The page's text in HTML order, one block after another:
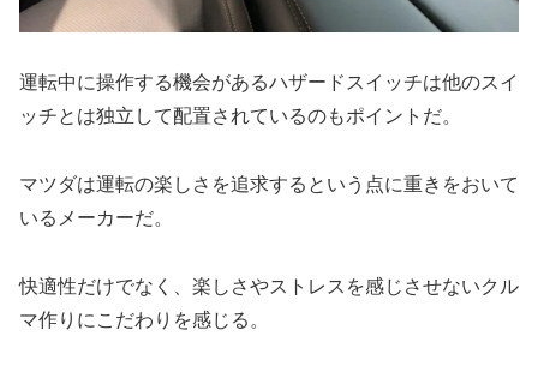
運転中に操作する機会があるハザードスイッチは他のスイ
ッチとは独立して配置されているのもポイントだ。
マツダは運転の楽しさを追求するという点に重きをおいて
いるメーカーだ。
快適性だけでなく、楽しさやストレスを感じさせないクル
マ作りにこだわりを感じる。